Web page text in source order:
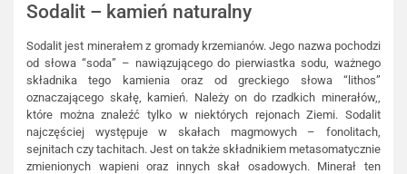
Sodalit – kamień naturalny
Sodalit jest minerałem z gromady krzemianów. Jego nazwa pochodzi
od słowa “soda” – nawiązującego do pierwiastka sodu, ważnego
składnika tego kamienia oraz od greckiego słowa “lithos”
oznaczającego skałę, kamień. Należy on do rzadkich minerałów,,
które można znaleźć tylko w niektórych rejonach Ziemi. Sodalit
najczęściej występuje w skałach magmowych – fonolitach,
sejnitach czy tachitach. Jest on także składnikiem metasomatycznie
zmienionych wapieni oraz innych skał osadowych. Minerał ten